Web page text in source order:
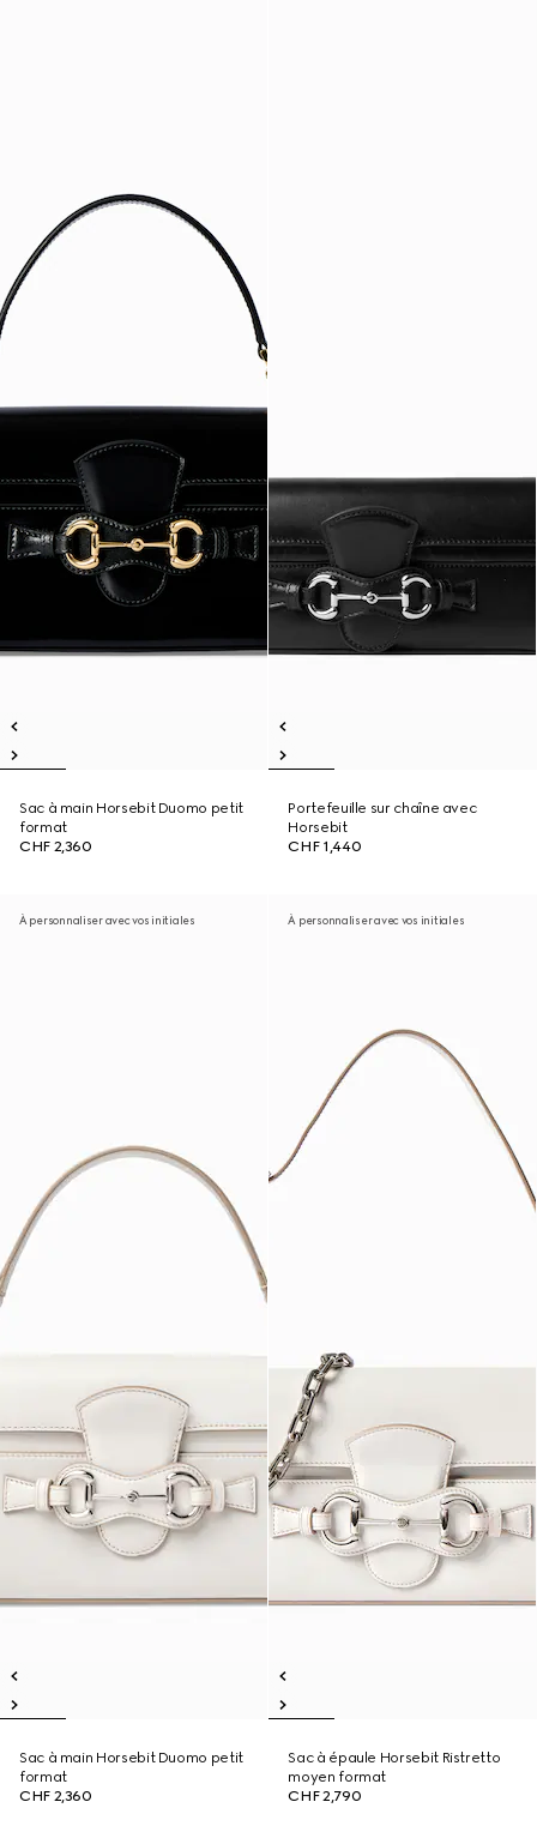
Sac à main Horsebit Duomo petit
format
CHF 2,360
Portefeuille sur chaîne avec
Horsebit
CHF 1,440
À personnaliser avec vos initiales
Sac à main Horsebit Duomo petit
format
CHF 2,360
À personnaliser avec vos initiales
Sac à épaule Horsebit Ristretto
moyen format
CHF 2,790